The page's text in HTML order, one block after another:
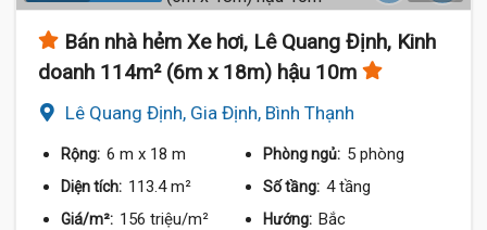
Bán nhà hẻm Xe hơi, Lê Quang Định, Kinh
doanh 114m² (6m x 18m) hậu 10m
Lê Quang Định, Gia Định, Bình Thạnh
Rộng: 6 m x 18 m Phòng ngủ: 5 phòng
Diện tích: 113.4 m² Số tầng: 4 tầng
Giá/m²: 156 triệu/m² Hướng: Bắc